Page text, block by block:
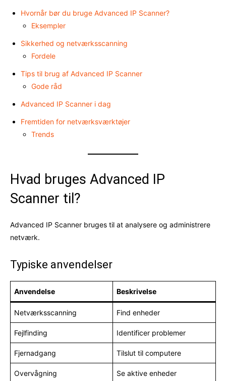
Hvornår bør du bruge Advanced IP Scanner?
Eksempler
Sikkerhed og netværksscanning
Fordele
Tips til brug af Advanced IP Scanner
Gode råd
Advanced IP Scanner i dag
Fremtiden for netværksværktøjer
Trends
Hvad bruges Advanced IP
Scanner til?
Advanced IP Scanner bruges til at analysere og administrere
netværk.
Typiske anvendelser
Anvendelse Beskrivelse
Netværksscanning Find enheder
Fejlfinding Identificer problemer
Fjernadgang Tilslut til computere
Overvågning Se aktive enheder